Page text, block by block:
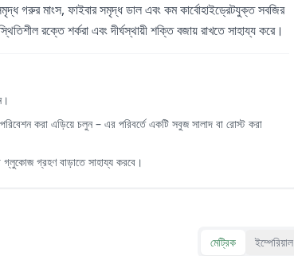
গরুর মাংস, ফাইবার সমৃদ্ধ ডাল এবং কম কার্বোহাইড্রেটযুক্ত সবজির
রক্তে শর্করা এবং দীর্ঘস্থায়ী শক্তি বজায় রাখতে সাহায্য করে।
করা এড়িয়ে চলুন – এর পরিবর্তে একটি সবুজ সালাদ বা রোস্ট করা
গ্লুকোজ গ্রহণ বাড়াতে সাহায্য করবে।
মেট্রিক ইম্পেরিয়াল